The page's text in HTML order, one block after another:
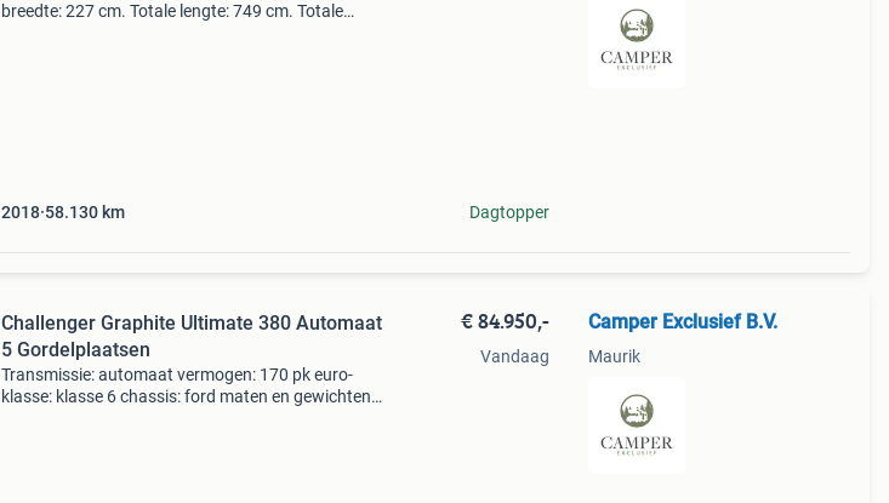
breedte: 227 cm. Totale lengte: 749 cm. Totale
2018 58.130 km Dagtopper
Challenger Graphite Ultimate 380 Automaat
5 Gordelplaatsen
Transmissie: automaat vermogen: 170 pk euro-
klasse: klasse 6 chassis: ford maten en gewichten
€ 84.950,-
Vandaag
Camper Exclusief B.V.
Maurik